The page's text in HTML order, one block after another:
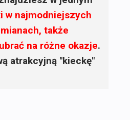
w najmodniejszych
także
na różne okazje.
atrakcyjną "kieckę"